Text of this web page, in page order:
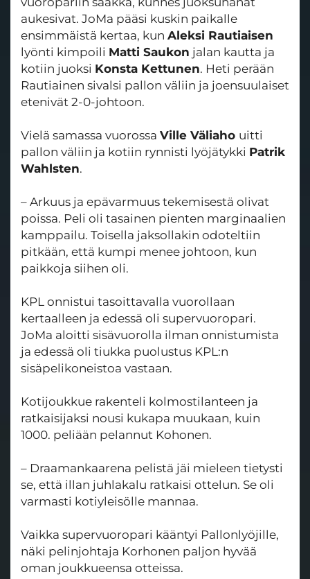
aukesivat. JoMa pääsi kuskin paikalle
ensimmäistä kertaa, kun Aleksi Rautiaisen
lyönti kimpoili Matti Saukon jalan kautta ja
kotiin juoksi Konsta Kettunen. Heti perään
Rautiainen sivalsi pallon väliin ja joensuulaiset
etenivät 2-0-johtoon.
Vielä samassa vuorossa Ville Väliaho uitti
pallon väliin ja kotiin rynnisti lyöjätykki Patrik
Wahlsten.
– Arkuus ja epävarmuus tekemisestä olivat
poissa. Peli oli tasainen pienten marginaalien
kamppailu. Toisella jaksollakin odoteltiin
pitkään, että kumpi menee johtoon, kun
paikkoja siihen oli.
KPL onnistui tasoittavalla vuorollaan
kertaalleen ja edessä oli supervuoropari.
JoMa aloitti sisävuorolla ilman onnistumista
ja edessä oli tiukka puolustus KPL:n
sisäpelikoneistoa vastaan.
Kotijoukkue rakenteli kolmostilanteen ja
ratkaisijaksi nousi kukapa muukaan, kuin
1000. peliään pelannut Kohonen.
– Draamankaarena pelistä jäi mieleen tietysti
se, että illan juhlakalu ratkaisi ottelun. Se oli
varmasti kotiyleisölle mannaa.
Vaikka supervuoropari kääntyi Pallonlyöjille,
näki pelinjohtaja Korhonen paljon hyvää
oman joukkueensa otteissa.